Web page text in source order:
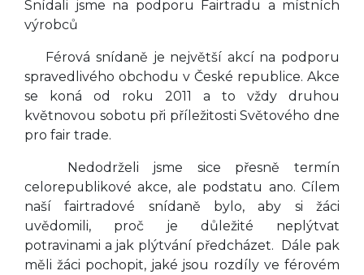
Snídali jsme na podporu Fairtradu a místních
výrobců
Férová snídaně je největší akcí na podporu
spravedlivého obchodu v České republice. Akce
se koná od roku 2011 a to vždy druhou
květnovou sobotu při příležitosti Světového dne
pro fair trade.
Nedodrželi jsme sice přesně termín
celorepublikové akce, ale podstatu ano. Cílem
naší fairtradové snídaně bylo, aby si žáci
uvědomili, proč je důležité neplýtvat
potravinami a jak plýtvání předcházet. Dále pak
měli žáci pochopit, jaké jsou rozdíly ve férovém